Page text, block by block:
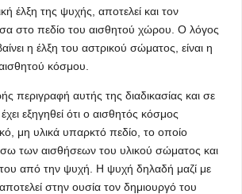
έλξη της ψυχής, αποτελεί και τον
στο πεδίο του αισθητού χώρου. Ο λόγος
η έλξη του αστρικού σώματος, είναι η
κόσμου.
περιγραφή αυτής της διαδικασίας και σε
εξηγηθεί ότι ο αισθητός κόσμος
μη υλικά υπαρκτό πεδίο, το οποίο
των αισθήσεων του υλικού σώματος και
από την ψυχή. Η ψυχή δηλαδή μαζί με
στην ουσία τον δημιουργό του